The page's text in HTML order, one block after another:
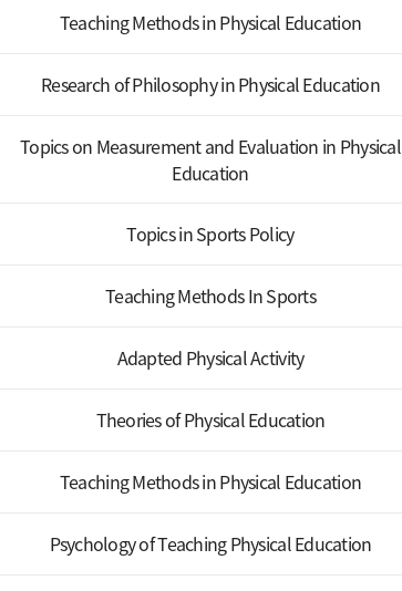
Teaching Methods in Physical Education
Research of Philosophy in Physical Education
Topics on Measurement and Evaluation in Physical
Education
Topics in Sports Policy
Teaching Methods In Sports
Adapted Physical Activity
Theories of Physical Education
Teaching Methods in Physical Education
Psychology of Teaching Physical Education